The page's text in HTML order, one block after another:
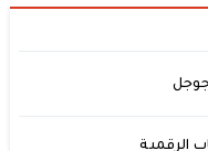
الرقمية